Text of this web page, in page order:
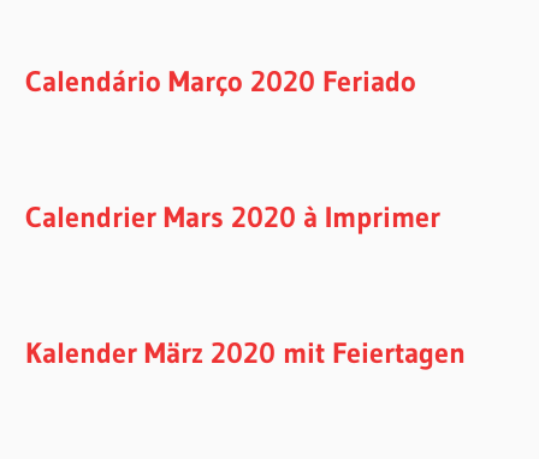
Calendário Março 2020 Feriado
Calendrier Mars 2020 à Imprimer
Kalender März 2020 mit Feiertagen